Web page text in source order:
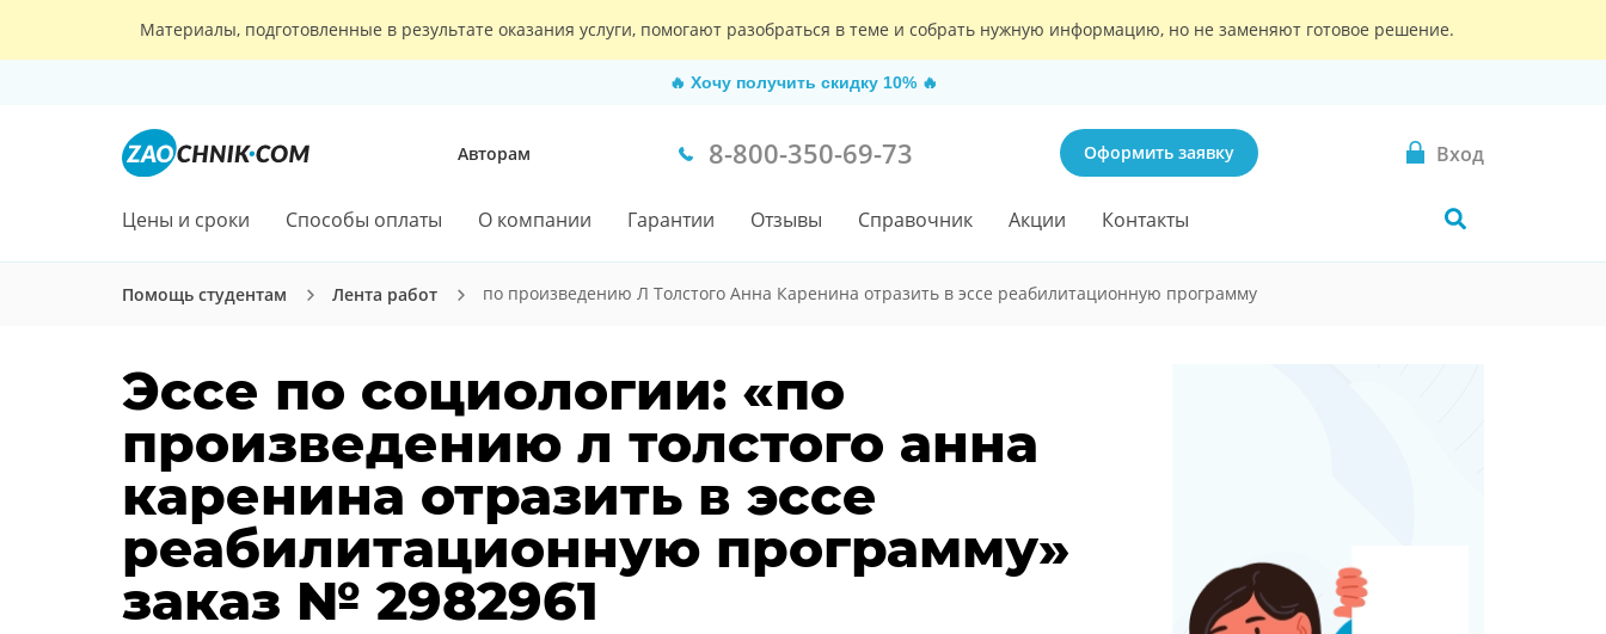
Материалы, подготовленные в результате оказания услуги, помогают разобраться в теме и собрать нужную информацию, но не заменяют готовое решение.
🔥 Хочу получить скидку 10% 🔥
Авторам 8-800-350-69-73 Оформить заявку Вход
Цены и сроки Способы оплаты О компании Гарантии Отзывы Справочник Акции Контакты
Помощь студентам Лента работ по произведению Л Толстого Анна Каренина отразить в эссе реабилитационную программу
Эссе по социологии: «по
произведению л толстого анна
каренина отразить в эссе
реабилитационную программу»
заказ № 2982961